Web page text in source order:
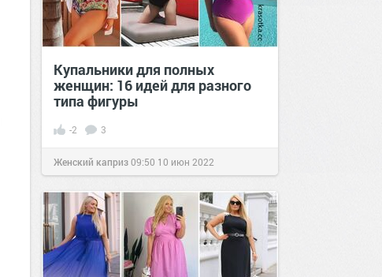
Купальники для полных
женщин: 16 идей для разного
типа фигуры
-2 3
Женский каприз09:50 10 июн 2022